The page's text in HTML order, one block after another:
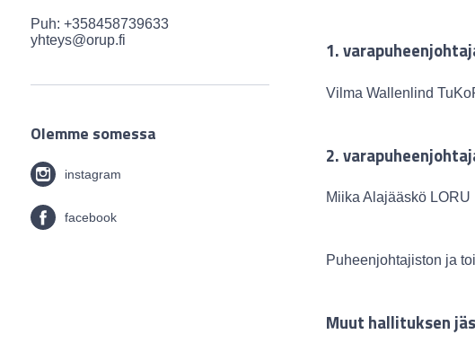
Puh: +358458739633
yhteys@orup.fi
Olemme somessa
instagram
facebook
1.
Vilma Wallenlind
2.
Miika Alajääskö LORU
Puheenjohtajiston ja
Muut hallituksen